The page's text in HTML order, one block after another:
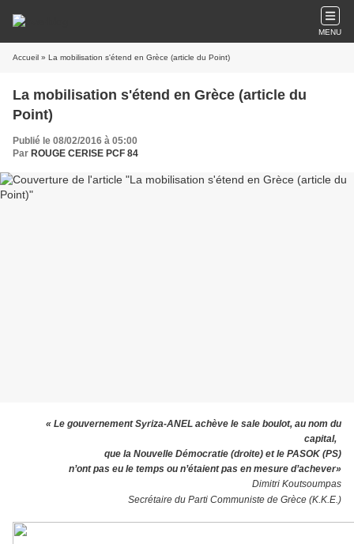
MENU
Accueil » La mobilisation s'étend en Grèce (article du Point)
La mobilisation s'étend en Grèce (article du
Point)
Publié le 08/02/2016 à 05:00
Par ROUGE CERISE PCF 84
« Le gouvernement Syriza-ANEL achève le sale boulot, au nom du
capital,
que la Nouvelle Démocratie (droite) et le PASOK (PS)
n’ont pas eu le temps ou n’étaient pas en mesure d’achever»
Dimitri Koutsoumpas
Secrétaire du Parti Communiste de Grèce (K.K.E.)